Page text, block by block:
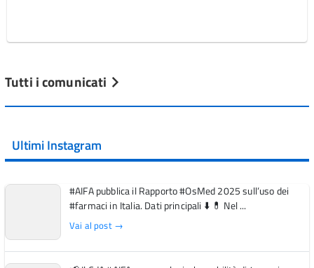
Tutti i comunicati
Ultimi Instagram
#AIFA pubblica il Rapporto #OsMed 2025 sull’uso dei
#farmaci in Italia. Dati principali ⬇️ 💊 Nel ...
Vai al post →